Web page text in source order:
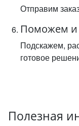
Отправим
Поможем и
Подскажем,
готовое
Полезная